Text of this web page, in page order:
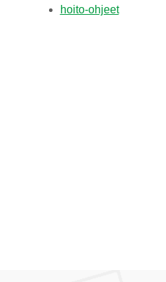
hoito-ohjeet